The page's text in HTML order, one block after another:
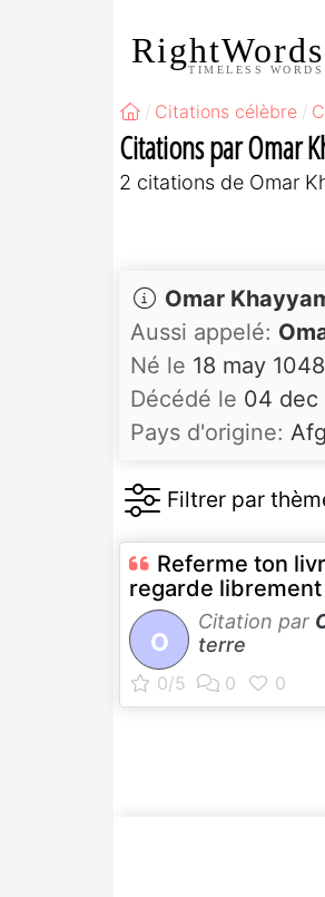
RightWords
TIMELESS WORDS
Citations célèbre
Citations par Omar
2 citations de Omar
Omar
Aussi appelé:
Né le 18 may
Décédé le 04 dec
Pays d'origine:
Referme ton
regarde
O
Citation par
terre